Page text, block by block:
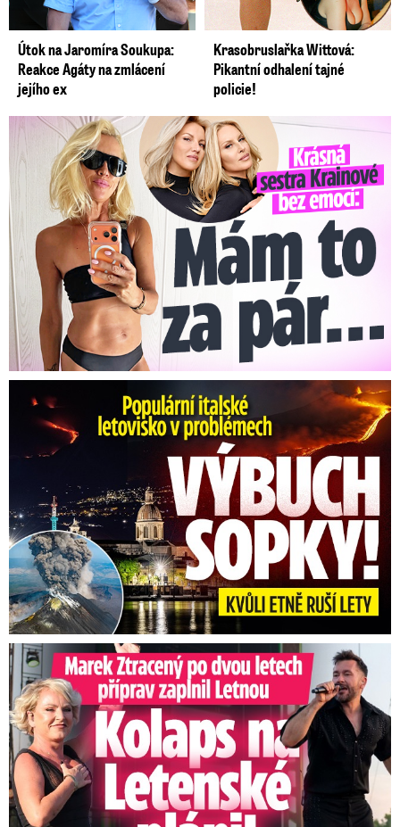
Útok na Jaromíra Soukupa:
Reakce Agáty na zmlácení
jejího ex
Krasobruslařka Wittová:
Pikantní odhalení tajné
policie!
Krásná sestra Krainové bez emocí: Mám to za pár…
Erupce sicilské sopky Etny: Ruší desítky letů
Marek Ztracený na Letné: Pártlová stopla koncert